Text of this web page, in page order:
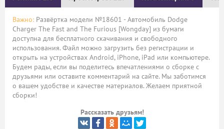
Важно: Развёртка модели №18601 - Автомобиль Dodge
Charger The Fast and The Furious [Wongday] из бумаги
доступна для бесплатного скачивания и свободного
использования. Файл можно загрузить без регистрации и
открыть на устройствах Android, iPhone, iPad или компьютере.
Будем рады, если вы поделитесь впечатлениями о сборке с
друзьями или оставите комментарий на сайте. Мы заботимся
о вашем удобстве и качестве материалов. Желаем приятной
сборки!
Рассказать друзьям!